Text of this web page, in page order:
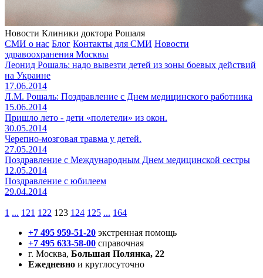
Новости Клиники доктора Рошаля
СМИ о нас Блог Контакты для СМИ Новости
здравоохранения Москвы
Леонид Рошаль: надо вывезти детей из зоны боевых действий
на Украине
17.06.2014
Л.М. Рошаль: Поздравление с Днем медицинского работника
15.06.2014
Пришло лето - дети «полетели» из окон.
30.05.2014
Черепно-мозговая травма у детей.
27.05.2014
Поздравление с Международным Днем медицинской сестры
12.05.2014
Поздравление с юбилеем
29.04.2014
1 ... 121 122 123 124 125 ... 164
+7 495 959-51-20 экстренная помощь
+7 495 633-58-00 справочная
г. Москва, Большая Полянка, 22
Ежедневно и круглосуточно